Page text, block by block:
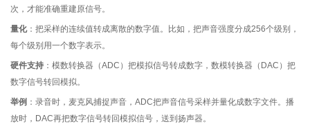
次，才能准确重建原信号。
量化：把采样的连续值转成离散的数字值。比如，把声音强度分成256个级别，
每个级别用一个数字表示。
硬件支持 ：模数转换器（ADC）把模拟信号转成数字，数模转换器（DAC）把
数字信号转回模拟。
举例 ：录音时，麦克风捕捉声音，ADC把声音信号采样并量化成数字文件。播
放时，DAC再把数字信号转回模拟信号，送到扬声器。